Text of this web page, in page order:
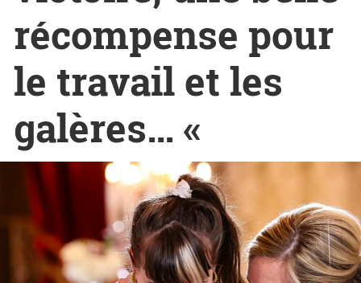
récompense pour
le travail et les
galères… «